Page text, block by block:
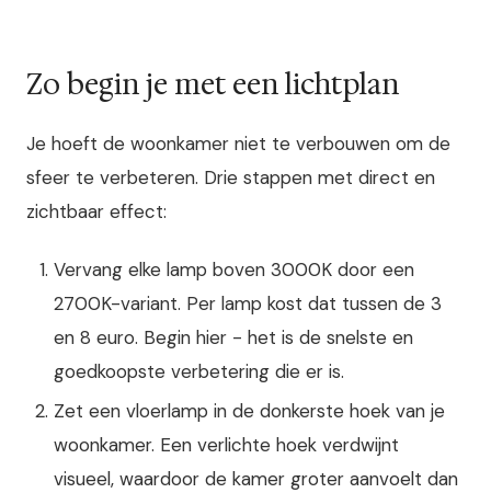
Zo begin je met een lichtplan
Je hoeft de woonkamer niet te verbouwen om de
sfeer te verbeteren. Drie stappen met direct en
zichtbaar effect:
Vervang elke lamp boven 3000K door een
2700K-variant. Per lamp kost dat tussen de 3
en 8 euro. Begin hier - het is de snelste en
goedkoopste verbetering die er is.
Zet een vloerlamp in de donkerste hoek van je
woonkamer. Een verlichte hoek verdwijnt
visueel, waardoor de kamer groter aanvoelt dan